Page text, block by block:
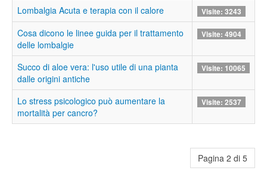
Lombalgia Acuta e terapia con il calore Visite: 3243
Cosa dicono le linee guida per il trattamento
delle lombalgie
Visite: 4904
Succo di aloe vera: l'uso utile di una pianta
dalle origini antiche
Visite: 10065
Lo stress psicologico può aumentare la
mortalità per cancro?
Visite: 2537
Pagina 2 di 5